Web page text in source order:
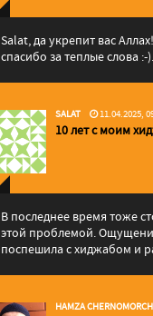
Salat, да укрепит вас
спасибо за теплые слова :-
SALAT 11.04.2025,
10 лет с моим
В последнее время тоже
этой проблемой.
поспешила с хиджабом и
HAMZA